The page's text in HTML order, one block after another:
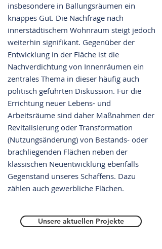
insbesondere in Ballungsräumen ein
knappes Gut. Die Nachfrage nach
innerstädtischem Wohnraum steigt jedoch
weiterhin signifikant. Gegenüber der
Entwicklung in der Fläche ist die
Nachverdichtung von Innenräumen ein
zentrales Thema in dieser häufig auch
politisch geführten Diskussion. Für die
Errichtung neuer Lebens- und
Arbeitsräume sind daher Maßnahmen der
Revitalisierung oder Transformation
(Nutzungsänderung) von Bestands- oder
brachliegenden Flächen neben der
klassischen Neuentwicklung ebenfalls
Gegenstand unseres Schaffens. Dazu
zählen auch gewerbliche Flächen.
Unsere aktuellen Projekte